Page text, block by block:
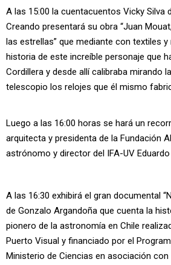
A las 15:00 la cuentacuentos Vicky Silva
Creando presentará su obra “Juan
las estrellas” que mediante con textiles
historia de este increíble personaje que
Cordillera y desde allí calibraba mirando
telescopio los relojes que él mismo
Luego a las 16:00 horas se hará un
arquitecta y presidenta de la Fundación
astrónomo y director del IFA-UV Eduardo
A las 16:30 exhibirá el gran documental
de Gonzalo Argandoña que cuenta la
pionero de la astronomía en Chile
Puerto Visual y financiado por el
Ministerio de Ciencias en asociación con